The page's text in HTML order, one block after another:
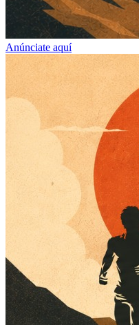
Anúnciate aquí